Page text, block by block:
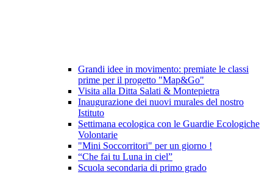
Grandi idee in movimento: premiate le classi
prime per il progetto "Map&Go"
Visita alla Ditta Salati & Montepietra
Inaugurazione dei nuovi murales del nostro
Istituto
Settimana ecologica con le Guardie Ecologiche
Volontarie
"Mini Soccorritori" per un giorno !
“Che fai tu Luna in ciel”
Scuola secondaria di primo grado